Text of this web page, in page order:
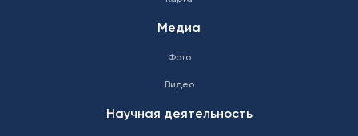
Медиа
Фото
Видео
Научная деятельность